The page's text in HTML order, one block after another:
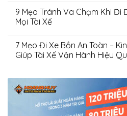
9 Mẹo Tránh Va Chạm Khi Đi
Mọi Tài Xế
7 Mẹo Đi Xe Bồn An Toàn –
Giúp Tài Xế Vận Hành Hiệu